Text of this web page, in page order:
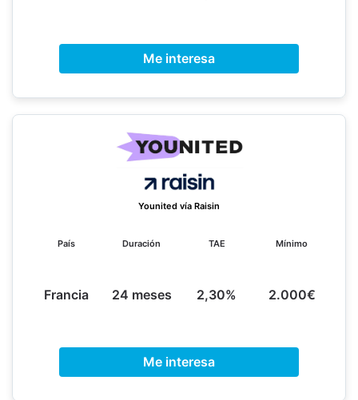
Me interesa
Younited vía Raisin
País
Francia
Duración
24 meses
TAE
2,30%
Mínimo
2.000€
Me interesa